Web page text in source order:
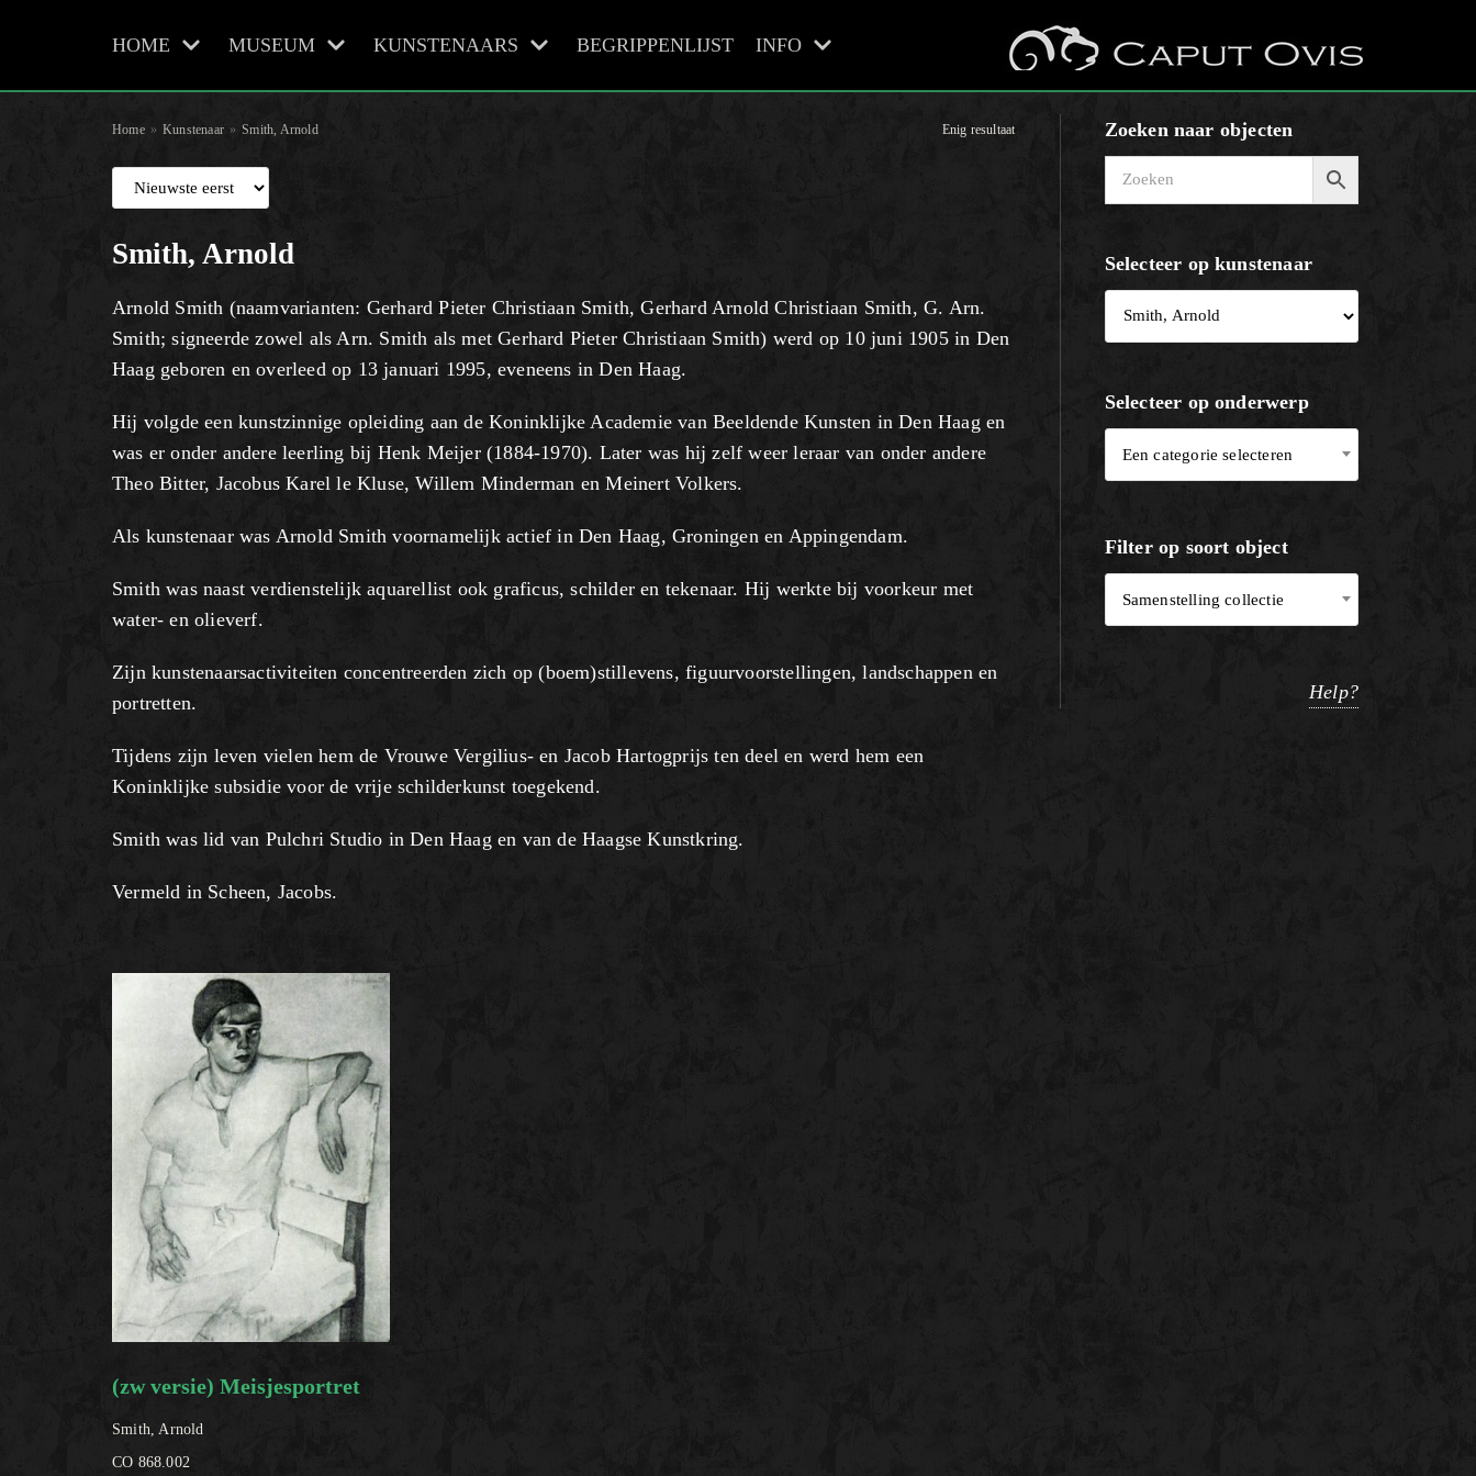
naar
HOME MUSEUM KUNSTENAARS BEGRIPPENLIJST INFO
Home » Kunstenaar » Smith, Arnold Enig resultaat
Smith, Arnold
Arnold Smith (naamvarianten: Gerhard Pieter Christiaan Smith, Gerhard Arnold Christiaan Smith, G. Arn.
Smith; signeerde zowel als Arn. Smith als met Gerhard Pieter Christiaan Smith) werd op 10 juni 1905 in Den
Haag geboren en overleed op 13 januari 1995, eveneens in Den Haag.
Hij volgde een kunstzinnige opleiding aan de Koninklijke Academie van Beeldende Kunsten in Den Haag en
was er onder andere leerling bij Henk Meijer (1884-1970). Later was hij zelf weer leraar van onder andere
Theo Bitter, Jacobus Karel le Kluse, Willem Minderman en Meinert Volkers.
Als kunstenaar was Arnold Smith voornamelijk actief in Den Haag, Groningen en Appingendam.
Smith was naast verdienstelijk aquarellist ook graficus, schilder en tekenaar. Hij werkte bij voorkeur met
water- en olieverf.
Zijn kunstenaarsactiviteiten concentreerden zich op (boem)stillevens, figuurvoorstellingen, landschappen en
portretten.
Tijdens zijn leven vielen hem de Vrouwe Vergilius- en Jacob Hartogprijs ten deel en werd hem een
Koninklijke subsidie voor de vrije schilderkunst toegekend.
Smith was lid van Pulchri Studio in Den Haag en van de Haagse Kunstkring.
Vermeld in Scheen, Jacobs.
(zw versie) Meisjesportret
Smith, Arnold
CO 868.002
Zoeken naar objecten
Selecteer op kunstenaar
Selecteer op onderwerp
Een categorie selecteren
Filter op soort object
Samenstelling collectie
Help?